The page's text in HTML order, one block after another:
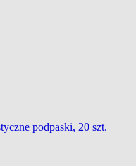
podpaski, 20 szt.